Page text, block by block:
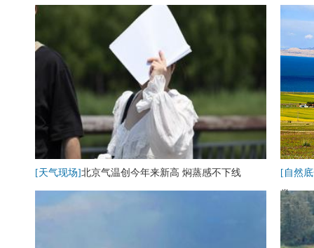
[天气现场]北京气温创今年来新高 焖蒸感不下线
[自然
卷